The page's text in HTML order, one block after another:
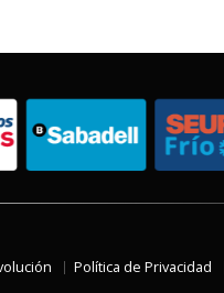
Política de Privacidad